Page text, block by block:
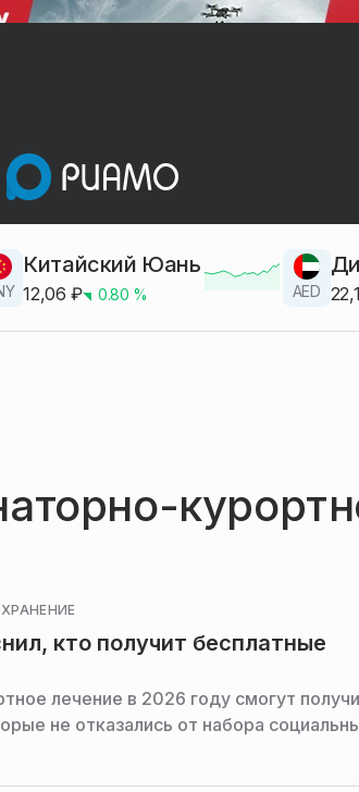
Китайский Юань
12,06 ₽ 0.80 % AED
кто получит бесплатные
лечение в 2026 году смогут
не отказались от набора